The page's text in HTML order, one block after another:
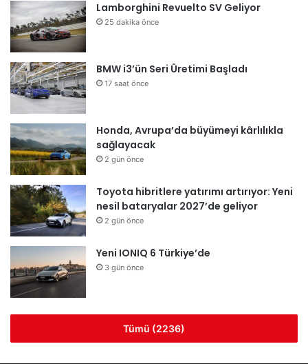
Lamborghini Revuelto SV Geliyor
25 dakika önce
BMW i3’ün Seri Üretimi Başladı
17 saat önce
Honda, Avrupa’da büyümeyi kârlılıkla
sağlayacak
2 gün önce
Toyota hibritlere yatırımı artırıyor: Yeni
nesil bataryalar 2027’de geliyor
2 gün önce
Yeni IONIQ 6 Türkiye’de
3 gün önce
Tümü (2236)